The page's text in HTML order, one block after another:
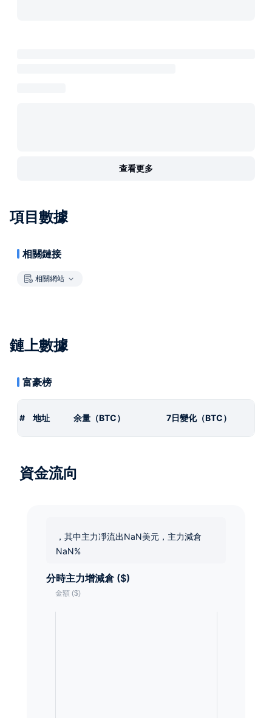
查看更多
項目數據
相關鏈接
相關網站
鏈上數據
富豪榜
# 地址 余量（BTC） 7日變化（BTC）
資金流向
，其中主力凈流出NaN美元，主力減倉
NaN%
分時主力增減倉 ($)